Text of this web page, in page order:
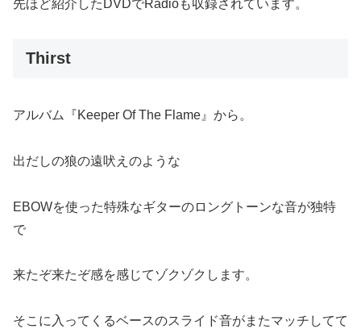
先ほど紹介したDVDでRadioも収録されています。
Thirst
アルバム『Keeper Of The Flame』から。
出だしの狼の遠吠えのような
EBOWを使った特殊なギターのロングトーンな音が独特
で
来たぞ来たぞ感を感じてゾクゾクします。
そこに入ってくるベースのスライド音がまたマッチしてて